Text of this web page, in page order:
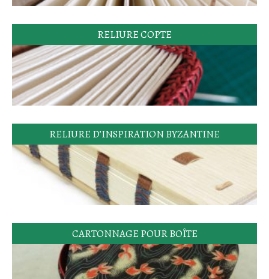
RELIURE COPTE
RELIURE D’INSPIRATION BYZANTINE
CARTONNAGE POUR BOÎTE